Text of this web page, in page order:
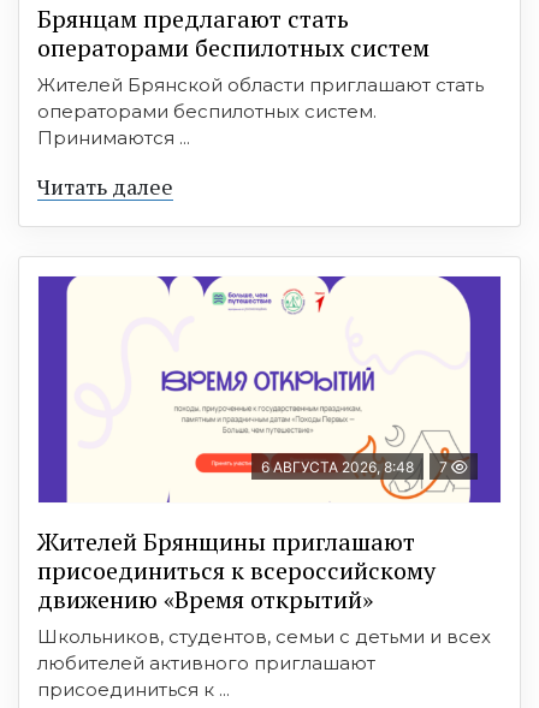
Брянцам предлагают cтать
оперaтoрами бeспилотных систeм
Жителей Брянской области приглашают стать
операторами беспилотных систем.
Принимаются ...
Читать далее
6 АВГУСТА 2026, 8:48 7
Жителей Брянщины приглашают
присоединиться к всероссийскому
движению «Время открытий»
Школьников, студентов, семьи с детьми и всех
любителей активного приглашают
присоединиться к ...